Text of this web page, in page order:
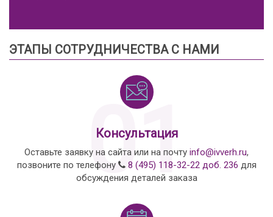
ЭТАПЫ СОТРУДНИЧЕСТВА С НАМИ
01
Консультация
Оставьте заявку на сайта или на почту info@ivverh.ru,
позвоните по телефону
8 (495) 118-32-22 доб. 236 для
обсуждения деталей заказа